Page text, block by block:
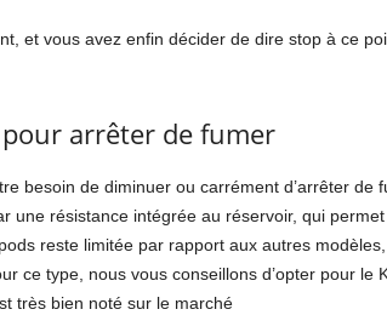
et vous avez enfin décider de dire stop à ce
arrêter de fumer
besoin de diminuer ou carrément d’arrêter de
une résistance intégrée au réservoir, qui
reste limitée par rapport aux autres
ce type, nous vous conseillons d’opter pour
très bien noté sur le marché